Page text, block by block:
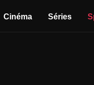
Cinéma Séries